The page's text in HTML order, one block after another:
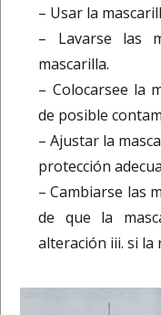
– Usar la
– Lavarse las
mascarilla.
– Colocarsee la
de posible
– Ajustar la
protección
– Cambiarse las
de que la
alteración iii. si la